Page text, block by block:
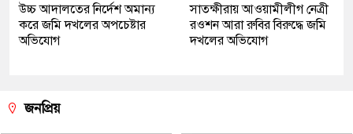
উচ্চ আদালতের নির্দেশ অমান্য
করে জমি দখলের অপচেষ্টার
অভিযোগ
সাতক্ষীরায় আওয়ামীলীগ নেত্রী
রওশন আরা রুবির বিরুদ্ধে জমি
দখলের অভিযোগ
জনপ্রিয়